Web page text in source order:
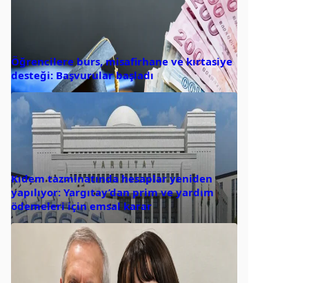
Öğrencilere burs, misafirhane ve kırtasiye
desteği: Başvurular başladı
Kıdem tazminatında hesaplar yeniden
yapılıyor: Yargıtay’dan prim ve yardım
ödemeleri için emsal karar